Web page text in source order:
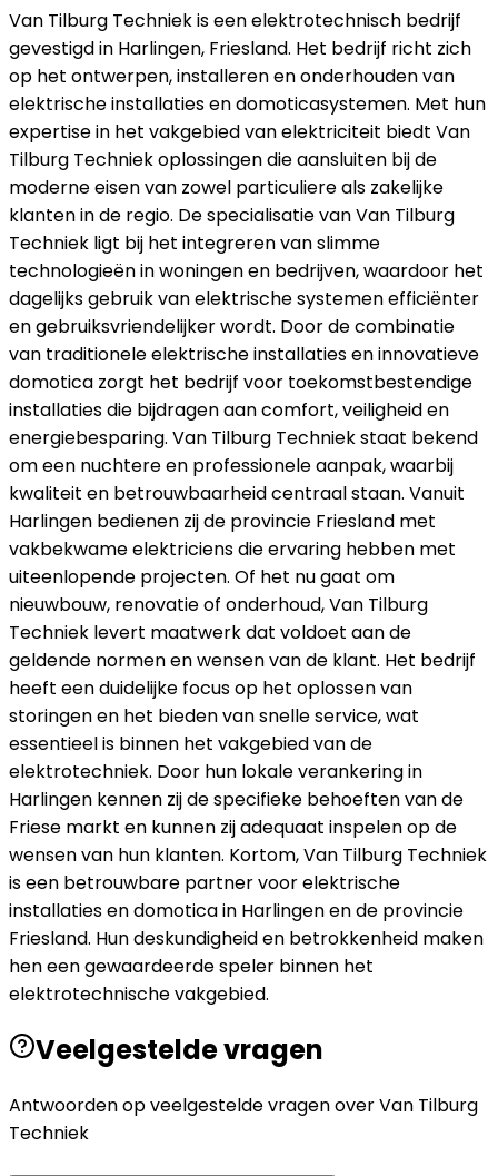
Van Tilburg Techniek is een elektrotechnisch bedrijf
gevestigd in Harlingen, Friesland. Het bedrijf richt zich
op het ontwerpen, installeren en onderhouden van
elektrische installaties en domoticasystemen. Met hun
expertise in het vakgebied van elektriciteit biedt Van
Tilburg Techniek oplossingen die aansluiten bij de
moderne eisen van zowel particuliere als zakelijke
klanten in de regio. De specialisatie van Van Tilburg
Techniek ligt bij het integreren van slimme
technologieën in woningen en bedrijven, waardoor het
dagelijks gebruik van elektrische systemen efficiënter
en gebruiksvriendelijker wordt. Door de combinatie
van traditionele elektrische installaties en innovatieve
domotica zorgt het bedrijf voor toekomstbestendige
installaties die bijdragen aan comfort, veiligheid en
energiebesparing. Van Tilburg Techniek staat bekend
om een nuchtere en professionele aanpak, waarbij
kwaliteit en betrouwbaarheid centraal staan. Vanuit
Harlingen bedienen zij de provincie Friesland met
vakbekwame elektriciens die ervaring hebben met
uiteenlopende projecten. Of het nu gaat om
nieuwbouw, renovatie of onderhoud, Van Tilburg
Techniek levert maatwerk dat voldoet aan de
geldende normen en wensen van de klant. Het bedrijf
heeft een duidelijke focus op het oplossen van
storingen en het bieden van snelle service, wat
essentieel is binnen het vakgebied van de
elektrotechniek. Door hun lokale verankering in
Harlingen kennen zij de specifieke behoeften van de
Friese markt en kunnen zij adequaat inspelen op de
wensen van hun klanten. Kortom, Van Tilburg Techniek
is een betrouwbare partner voor elektrische
installaties en domotica in Harlingen en de provincie
Friesland. Hun deskundigheid en betrokkenheid maken
hen een gewaardeerde speler binnen het
elektrotechnische vakgebied.
Veelgestelde vragen
Antwoorden op veelgestelde vragen overVan Tilburg
Techniek